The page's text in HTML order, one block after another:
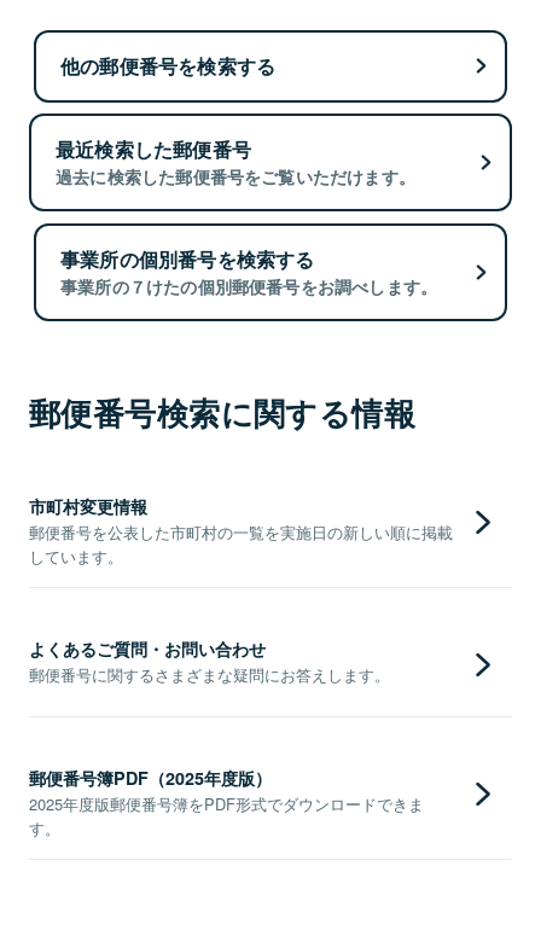
他の郵便番号を検索する
最近検索した郵便番号
過去に検索した郵便番号をご覧いただけます。
事業所の個別番号を検索する
事業所の７けたの個別郵便番号をお調べします。
郵便番号検索に関する情報
市町村変更情報
郵便番号を公表した市町村の一覧を実施日の新しい順に掲載
しています。
よくあるご質問・お問い合わせ
郵便番号に関するさまざまな疑問にお答えします。
郵便番号簿PDF（2025年度版）
2025年度版郵便番号簿をPDF形式でダウンロードできま
す。